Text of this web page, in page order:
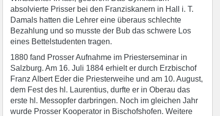
absolvierte Prisser bei den Franziskanern in Hall i. T.
Damals hatten die Lehrer eine überaus schlechte
Bezahlung und so musste der Bub das schwere Los
eines Bettelstudenten tragen.
1880 fand Prosser Aufnahme im Priesterseminar in
Salzburg. Am 16. Juli 1884 erhielt er durch Erzbischof
Franz Albert Eder die Priesterweihe und am 10. August,
dem Fest des hl. Laurentius, durfte er in Oberau das
erste hl. Messopfer darbringen. Noch im gleichen Jahr
wurde Prosser Kooperator in Bischofshofen. Weitere